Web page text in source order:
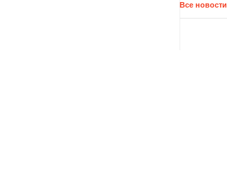
Все новости